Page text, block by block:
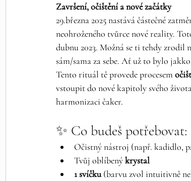
Završení, očištění a nové začátky
29.března 2025 nastává částečné
neohroženého tvůrce nové reality.
dubnu 2023. Možná se ti tehdy zrodil
sám/sama za sebe. Ať už to bylo
Tento rituál tě provede procesem
vstoupit do nové kapitoly svého
harmonizaci čaker.
✨ Co budeš potřebovat:
Očistný nástroj (např. kadidlo,
Tvůj oblíbený krystal
1 svíčku (barvu zvol intuitivně